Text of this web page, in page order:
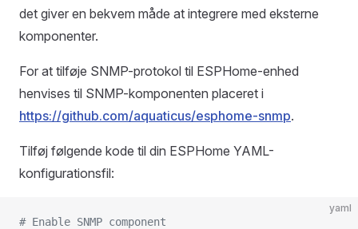
det giver en bekvem måde at integrere med eksterne
komponenter.
For at tilføje SNMP-protokol til ESPHome-enhed
henvises til SNMP-komponenten placeret i
https://github.com/aquaticus/esphome-snmp.
Tilføj følgende kode til din ESPHome YAML-
konfigurationsfil:
yaml
# Enable SNMP component